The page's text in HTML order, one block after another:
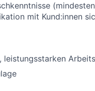
mit Kund:innen
leistungsstarken